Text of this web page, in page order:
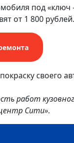
под «ключ
от 1 800 рублей.
своего
работ
Сити».